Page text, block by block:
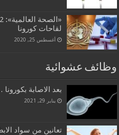
لقاحات كورونا
أغسطس 25, 2020
وظائف عشوائية
بعد الاصابة
يناير 29, 2021
تعانين من سواد